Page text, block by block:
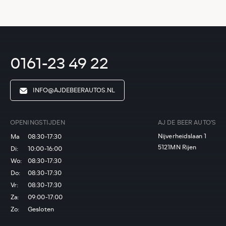
0161-23 49 22
INFO@AJDEBEERAUTOS.NL
OPENINGSTIJDEN
Ma
08:30-17:30
Di:
10:00-16:00
Wo:
08:30-17:30
Do:
08:30-17:30
Vr:
08:30-17:30
Za:
09:00-17:00
Zo:
Gesloten
AJ DE BEER AUTO'S
Nijverheidslaan 1
5121MN Rijen